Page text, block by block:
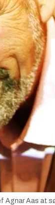
Agnar Aas at